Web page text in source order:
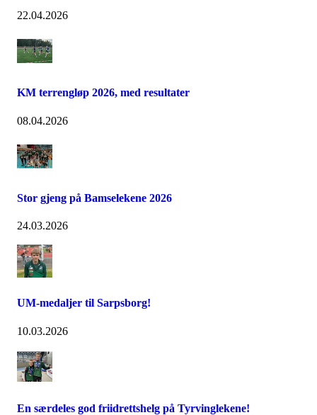
22.04.2026
KM terrengløp 2026, med resultater
08.04.2026
Stor gjeng på Bamselekene 2026
24.03.2026
UM-medaljer til Sarpsborg!
10.03.2026
En særdeles god friidrettshelg på Tyrvinglekene!